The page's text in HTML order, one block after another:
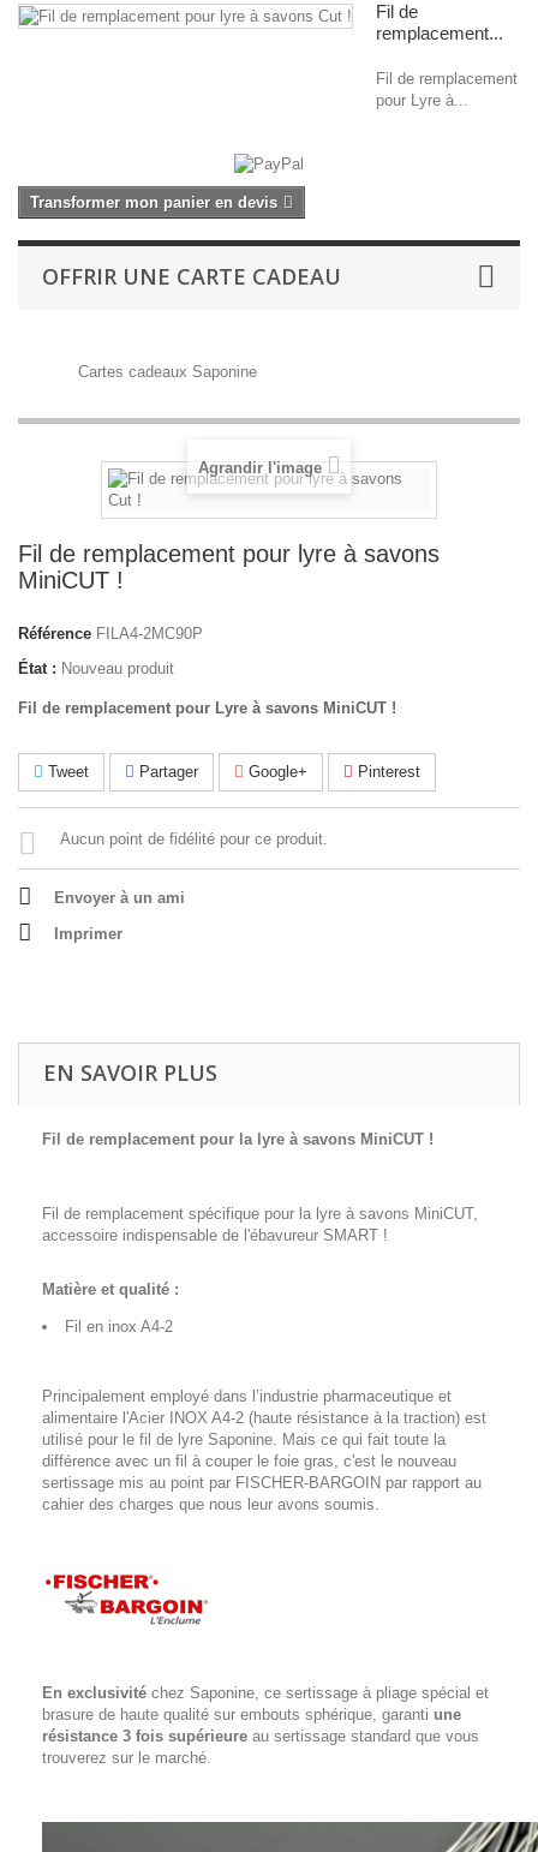
Fil de
remplacement...
Fil de remplacement
pour Lyre à...
Transformer mon panier en devis
OFFRIR UNE CARTE CADEAU
Cartes cadeaux Saponine
Agrandir l'image
Fil de remplacement pour lyre à savons
MiniCUT !
Référence FILA4-2MC90P
État : Nouveau produit
Fil de remplacement pour Lyre à savons MiniCUT !
Tweet Partager Google+ Pinterest
Aucun point de fidélité pour ce produit.
Envoyer à un ami
Imprimer
EN SAVOIR PLUS
Fil de remplacement pour la lyre à savons MiniCUT !
Fil de remplacement spécifique pour la lyre à savons MiniCUT,
accessoire indispensable de l'ébavureur SMART !
Matière et qualité :
Fil en inox A4-2
Principalement employé dans l’industrie pharmaceutique et
alimentaire l'Acier INOX A4-2 (haute résistance à la traction) est
utilisé pour le fil de lyre Saponine. Mais ce qui fait toute la
différence avec un fil à couper le foie gras, c'est le nouveau
sertissage mis au point par FISCHER-BARGOIN par rapport au
cahier des charges que nous leur avons soumis.
En exclusivité chez Saponine, ce sertissage à pliage spécial et
brasure de haute qualité sur embouts sphérique, garanti une
résistance 3 fois supérieure au sertissage standard que vous
trouverez sur le marché.